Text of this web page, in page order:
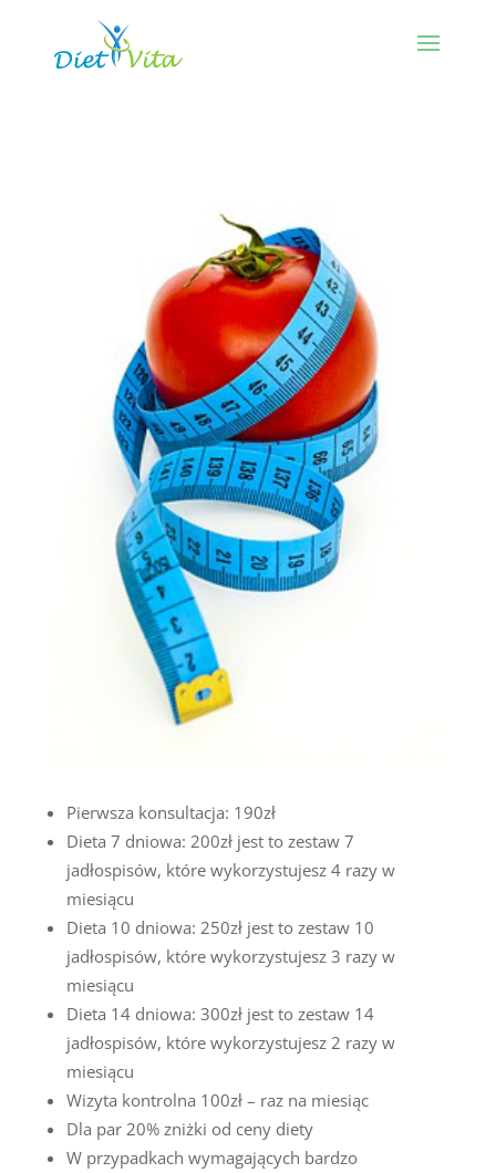
Pierwsza konsultacja: 190zł
Dieta 7 dniowa: 200zł jest to zestaw 7
jadłospisów, które wykorzystujesz 4 razy w
miesiącu
Dieta 10 dniowa: 250zł jest to zestaw 10
jadłospisów, które wykorzystujesz 3 razy w
miesiącu
Dieta 14 dniowa: 300zł jest to zestaw 14
jadłospisów, które wykorzystujesz 2 razy w
miesiącu
Wizyta kontrolna 100zł – raz na miesiąc
Dla par 20% zniżki od ceny diety
W przypadkach wymagających bardzo